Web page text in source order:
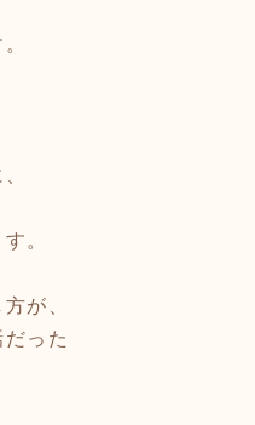
。
が、
った